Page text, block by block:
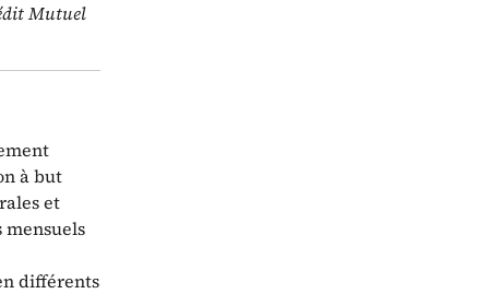
Mutuel
à but
et
mensuels
différents